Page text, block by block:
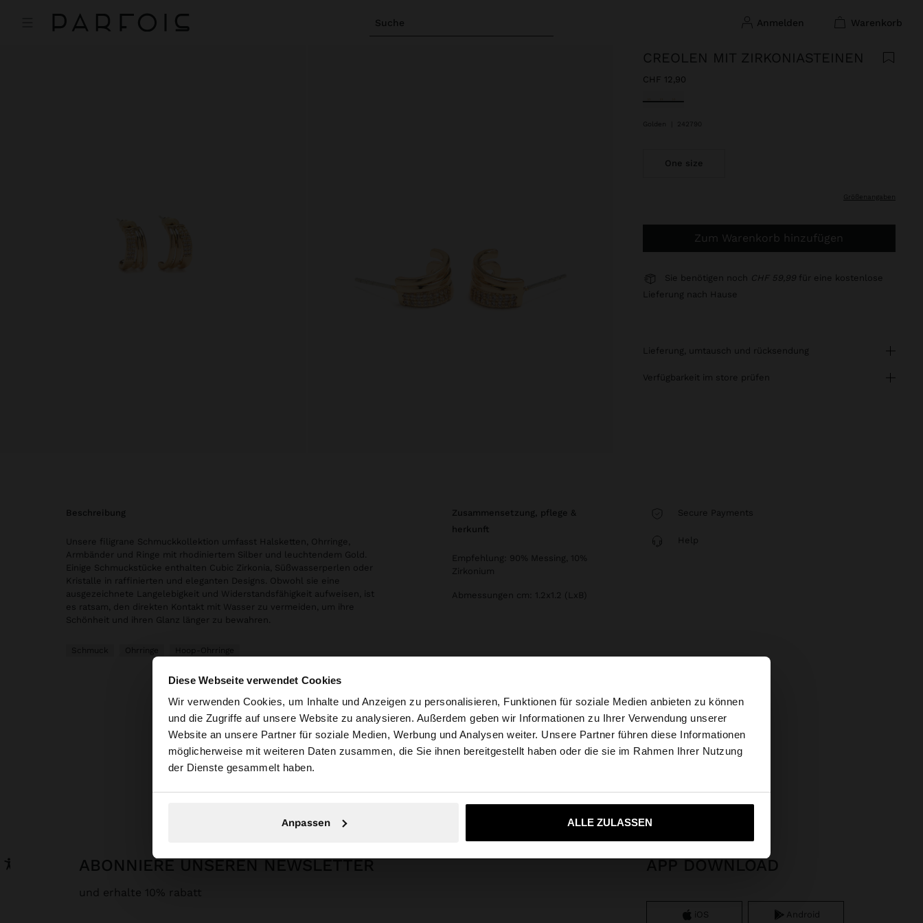
Diese Webseite verwendet Cookies
Wir verwenden Cookies, um Inhalte und Anzeigen zu personalisieren, Funktionen für soziale Medien anbieten zu können
und die Zugriffe auf unsere Website zu analysieren. Außerdem geben wir Informationen zu Ihrer Verwendung unserer
Website an unsere Partner für soziale Medien, Werbung und Analysen weiter. Unsere Partner führen diese Informationen
möglicherweise mit weiteren Daten zusammen, die Sie ihnen bereitgestellt haben oder die sie im Rahmen Ihrer Nutzung
der Dienste gesammelt haben.
Anpassen ALLE ZULASSEN
Suche anmelden warenkorb
hallo ×
Sie greifen von Schweiz auf die Website zu. Möchten Sie unsere United States Website
durchsuchen?
Nein, bleiben Sie bei Schweiz Ja, bringen Sie mich zu United States
CREOLEN MIT ZIRKONIASTEINEN
CHF 12,90
ausgewählt
Golden 242790
One size
größenangaben
Zum Warenkorb hinzufügen
Sie benötigen noch CHF 59,99 für eine kostenlose
Lieferung nach Hause
lieferung, umtausch und rücksendung
verfügbarkeit im store prüfen
beschreibung
Unsere filigrane Schmuckkollektion umfasst Halsketten, Ohrringe,
Armbänder und Ringe mit rhodiniertem Silber und leuchtendem Gold.
Einige Schmuckstücke enthalten Cubic Zirkonia, Süßwasserperlen oder
Kristalle in raffinierten und eleganten Designs. Obwohl sie eine
ausgezeichnete Langelebigkeit und Widerstandsfähigkeit aufweisen, ist
es ratsam, den direkten Kontakt mit Wasser zu vermeiden, um ihre
Schönheit und ihren Glanz länger zu bewahren.
Schmuck Ohrringe Hoop-Ohrringe
zusammensetzung, pflege &
herkunft
Empfehlung: 90% Messing, 10%
Zirkonium
Abmessungen cm: 1.2x1.2 (LxB)
Secure Payments
Help
ABONNIERE UNSEREN NEWSLETTER
und erhalte 10% rabatt
APP DOWNLOAD
iOS Android